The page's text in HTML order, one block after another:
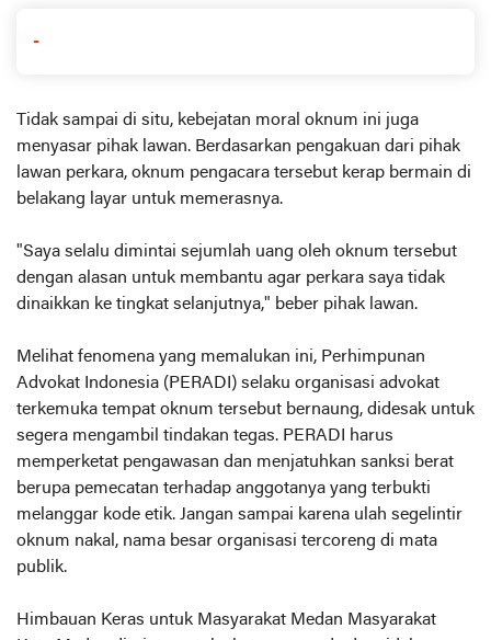
-
Tidak sampai di situ, kebejatan moral oknum ini juga
menyasar pihak lawan. Berdasarkan pengakuan dari pihak
lawan perkara, oknum pengacara tersebut kerap bermain di
belakang layar untuk memerasnya.
"Saya selalu dimintai sejumlah uang oleh oknum tersebut
dengan alasan untuk membantu agar perkara saya tidak
dinaikkan ke tingkat selanjutnya," beber pihak lawan.
Melihat fenomena yang memalukan ini, Perhimpunan
Advokat Indonesia (PERADI) selaku organisasi advokat
terkemuka tempat oknum tersebut bernaung, didesak untuk
segera mengambil tindakan tegas. PERADI harus
memperketat pengawasan dan menjatuhkan sanksi berat
berupa pemecatan terhadap anggotanya yang terbukti
melanggar kode etik. Jangan sampai karena ulah segelintir
oknum nakal, nama besar organisasi tercoreng di mata
publik.
Himbauan Keras untuk Masyarakat Medan Masyarakat